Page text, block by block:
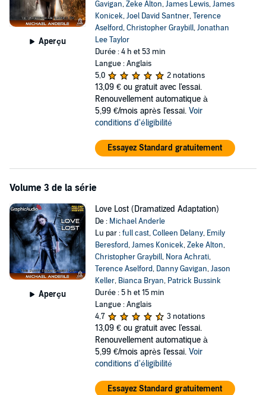
Aperçu
Gavigan,Zeke Alton,James Lewis,James
Konicek,Joel David Santner,Terence
Aselford,Christopher Graybill,Jonathan
Lee Taylor
Durée : 4 h et 53 min
Langue : Anglais
5,0
2 notations
13,09 € ou gratuit avec l'essai.
Renouvellement automatique à
5,99 €/mois après l'essai. Voir
conditions d'éligibilité
Essayez Standard gratuitement
Volume 3 de la série
Aperçu
Love Lost (Dramatized Adaptation)
De : Michael Anderle
Lu par :full cast,Colleen Delany, Emily
Beresford,James Konicek,Zeke Alton,
Christopher Graybill, Nora Achrati,
Terence Aselford, Danny Gavigan,Jason
Keller, Bianca Bryan, Patrick Bussink
Durée : 5 h et 15 min
Langue : Anglais
4,7
3 notations
13,09 € ou gratuit avec l'essai.
Renouvellement automatique à
5,99 €/mois après l'essai. Voir
conditions d'éligibilité
Essayez Standard gratuitement